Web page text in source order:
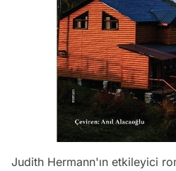
Judith Hermann'ın etkileyici